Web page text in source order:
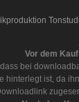
Vor dem
bei
hinterlegt ist, da